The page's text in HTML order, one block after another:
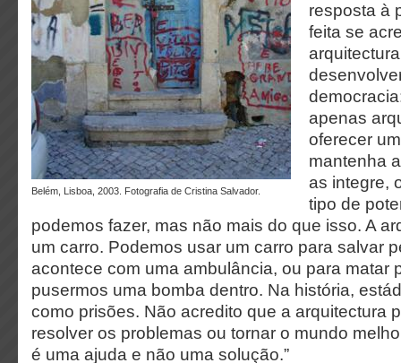
Belém, Lisboa, 2003. Fotografia de Cristina Salvador.
resposta à
feita se
apenas
oferecer
mantenha
as integre,
tipo de
podemos fazer, mas não mais do que isso. A
um carro. Podemos usar um carro para salvar
acontece com uma ambulância, ou para matar
pusermos uma bomba dentro. Na história,
como prisões. Não acredito que a arquitectura
resolver os problemas ou tornar o mundo
é uma ajuda e não uma solução.”